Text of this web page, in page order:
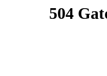
504